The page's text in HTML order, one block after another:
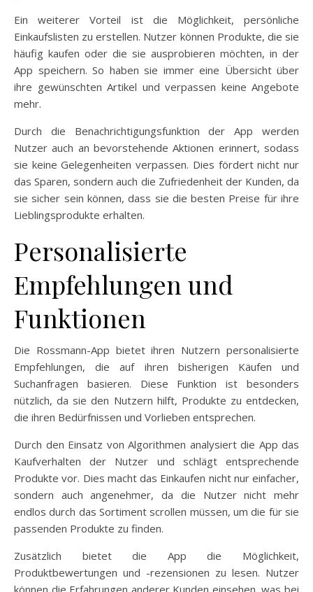
Ein weiterer Vorteil ist die Möglichkeit, persönliche
Einkaufslisten zu erstellen. Nutzer können Produkte, die sie
häufig kaufen oder die sie ausprobieren möchten, in der
App speichern. So haben sie immer eine Übersicht über
ihre gewünschten Artikel und verpassen keine Angebote
mehr.
Durch die Benachrichtigungsfunktion der App werden
Nutzer auch an bevorstehende Aktionen erinnert, sodass
sie keine Gelegenheiten verpassen. Dies fördert nicht nur
das Sparen, sondern auch die Zufriedenheit der Kunden, da
sie sicher sein können, dass sie die besten Preise für ihre
Lieblingsprodukte erhalten.
Personalisierte
Empfehlungen und
Funktionen
Die Rossmann-App bietet ihren Nutzern personalisierte
Empfehlungen, die auf ihren bisherigen Käufen und
Suchanfragen basieren. Diese Funktion ist besonders
nützlich, da sie den Nutzern hilft, Produkte zu entdecken,
die ihren Bedürfnissen und Vorlieben entsprechen.
Durch den Einsatz von Algorithmen analysiert die App das
Kaufverhalten der Nutzer und schlägt entsprechende
Produkte vor. Dies macht das Einkaufen nicht nur einfacher,
sondern auch angenehmer, da die Nutzer nicht mehr
endlos durch das Sortiment scrollen müssen, um die für sie
passenden Produkte zu finden.
Zusätzlich bietet die App die Möglichkeit,
Produktbewertungen und -rezensionen zu lesen. Nutzer
können die Erfahrungen anderer Kunden einsehen, was bei